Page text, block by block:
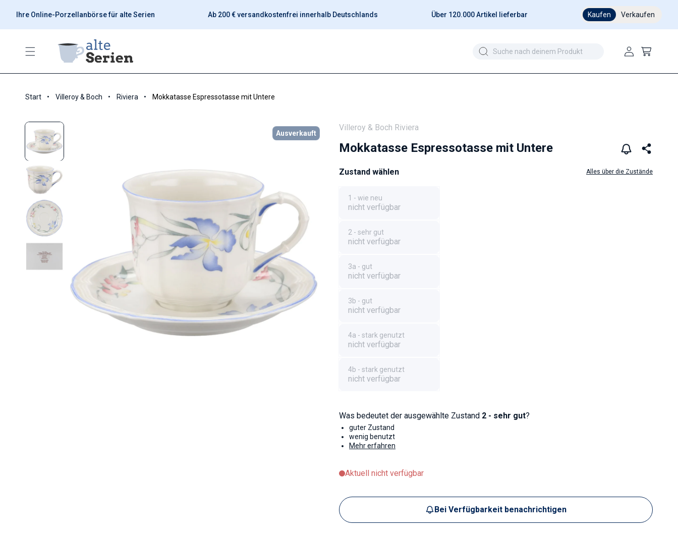
Ihre Online-Porzellanbörse für alte Serien Ab 200 € versandkostenfrei innerhalb Deutschlands Über 120.000 Artikel lieferbar Kaufen Verkaufen
Einloggen
Warenkorb
Start Villeroy & Boch Riviera Mokkatasse Espressotasse mit Untere
Ausverkauft
Zu Produktinformationen springen
Villeroy & Boch Riviera
Mokkatasse Espressotasse mit Untere
Zustand wählen Alles über die Zustände
1 - wie neu
nicht verfügbar
2 - sehr gut
nicht verfügbar
3a - gut
nicht verfügbar
3b - gut
nicht verfügbar
4a - stark genutzt
nicht verfügbar
4b - stark genutzt
nicht verfügbar
Was bedeutet der ausgewählte Zustand 2 - sehr gut?
guter Zustand
wenig benutzt
Mehr erfahren
Aktuell nicht verfügbar
Bei Verfügbarkeit benachrichtigen